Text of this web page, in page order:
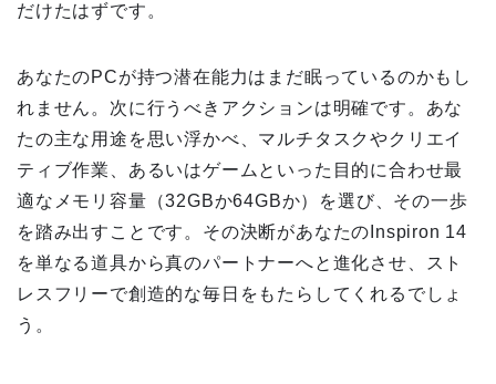
だけたはずです。
あなたのPCが持つ潜在能力はまだ眠っているのかもし
れません。次に行うべきアクションは明確です。あな
たの主な用途を思い浮かべ、マルチタスクやクリエイ
ティブ作業、あるいはゲームといった目的に合わせ最
適なメモリ容量（32GBか64GBか）を選び、その一歩
を踏み出すことです。その決断があなたのInspiron 14
を単なる道具から真のパートナーへと進化させ、スト
レスフリーで創造的な毎日をもたらしてくれるでしょ
う。